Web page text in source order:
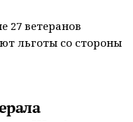
27 ветеранов
льготы со стороны